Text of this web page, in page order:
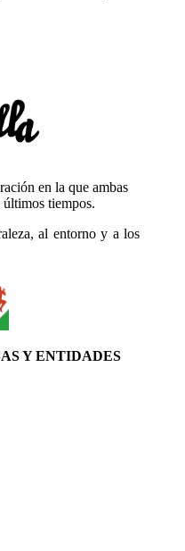
en la que ambas
últimos tiempos.
al entorno y a los
Y ENTIDADES